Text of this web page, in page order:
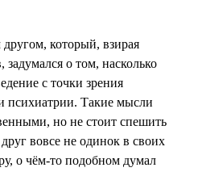
который, взирая
о том, насколько
с точки зрения
психиатрии. Такие мысли
но не стоит спешить
вовсе не одинок в своих
о чём-то подобном думал